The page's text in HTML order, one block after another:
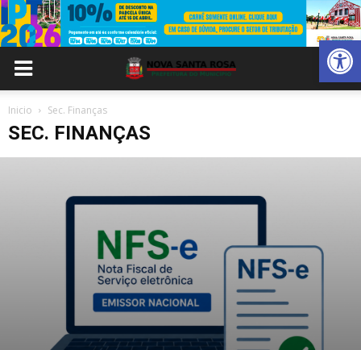
Abrir
Inicio Sec. Finanças
SEC. FINANÇAS